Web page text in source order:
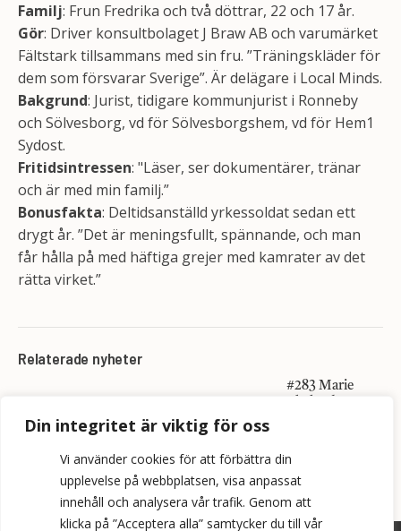
Din integritet är viktig för oss
Vi använder cookies för att förbättra din
upplevelse på webbplatsen, visa anpassat
innehåll och analysera vår trafik. Genom att
klicka på ”Acceptera alla” samtycker du till vår
Familj: Frun Fredrika och två döttrar, 22 och 17 år.
Gör: Driver konsultbolaget J Braw AB och varumärket
Fältstark tillsammans med sin fru. ”Träningskläder för
dem som försvarar Sverige”. Är delägare i Local Minds.
Bakgrund: Jurist, tidigare kommunjurist i Ronneby
och Sölvesborg, vd för Sölvesborgshem, vd för Hem1
Sydost.
Fritidsintressen: "Läser, ser dokumentärer, tränar
och är med min familj.”
Bonusfakta: Deltidsanställd yrkessoldat sedan ett
drygt år. ”Det är meningsfullt, spännande, och man
får hålla på med häftiga grejer med kamrater av det
rätta virket.”
Relaterade nyheter
#283 Marie